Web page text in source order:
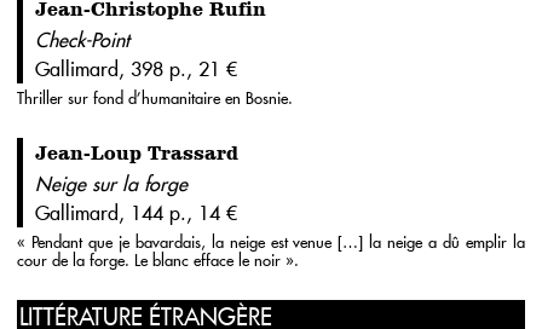
Jean-Christophe Rufin
Check-Point
Gallimard, 398 p., 21 €
Thriller sur fond d’humanitaire en Bosnie.
Jean-Loup Trassard
Neige sur la forge
Gallimard, 144 p., 14 €
« Pendant que je bavardais, la neige est venue […] la neige a dû emplir la
cour de la forge. Le blanc efface le noir ».
LITTÉRATURE ÉTRANGÈRE